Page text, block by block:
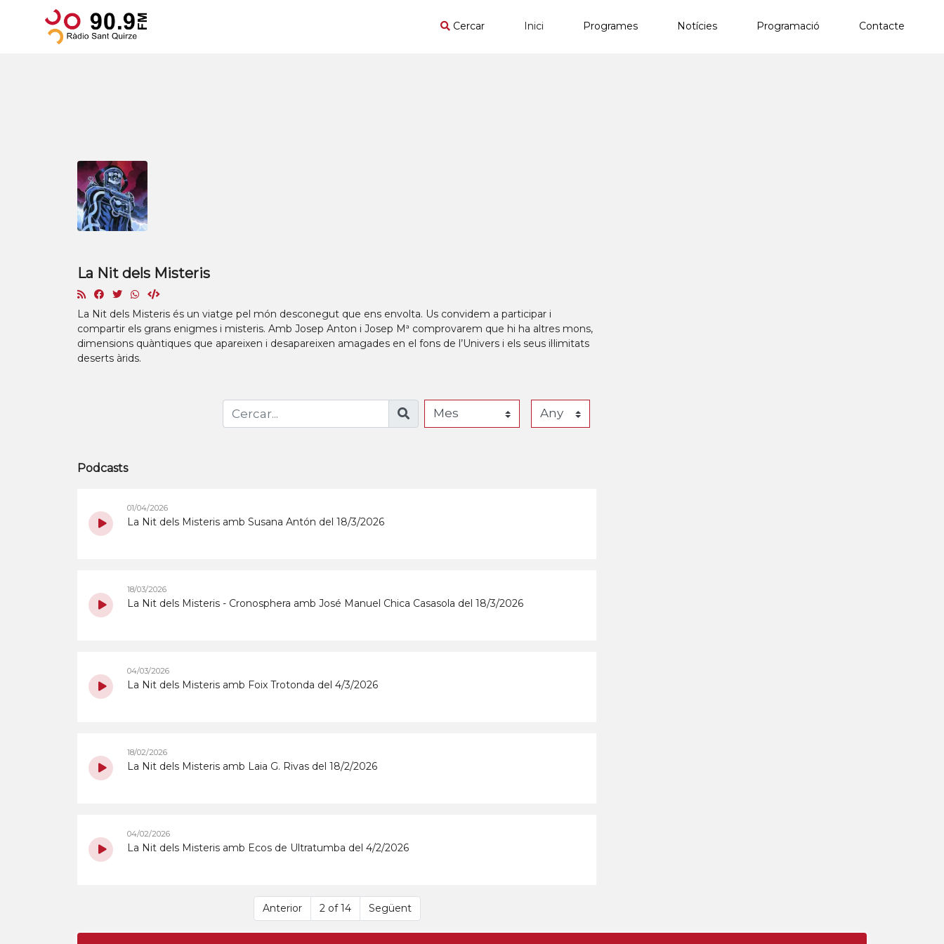
Cercar Inici Programes Notícies Programació Contacte
La Nit dels Misteris
La Nit dels Misteris és un viatge pel món desconegut que ens envolta. Us convidem a participar i
compartir els grans enigmes i misteris. Amb Josep Anton i Josep Mª comprovarem que hi ha altres mons,
dimensions quàntiques que apareixen i desapareixen amagades en el fons de l’Univers i els seus il·limitats
deserts àrids.
Podcasts
01/04/2026
La Nit dels Misteris amb Susana Antón del 18/3/2026
18/03/2026
La Nit dels Misteris - Cronosphera amb José Manuel Chica Casasola del 18/3/2026
04/03/2026
La Nit dels Misteris amb Foix Trotonda del 4/3/2026
18/02/2026
La Nit dels Misteris amb Laia G. Rivas del 18/2/2026
04/02/2026
La Nit dels Misteris amb Ecos de Ultratumba del 4/2/2026
Anterior 2 of 14 Següent